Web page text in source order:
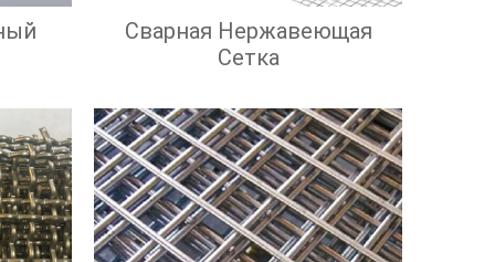
Сварная Нержавеющая
Сетка